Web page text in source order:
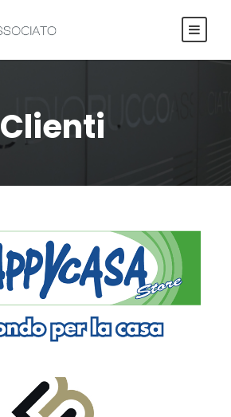
Clienti